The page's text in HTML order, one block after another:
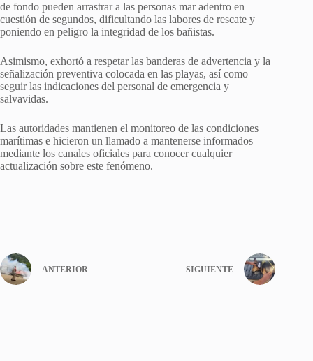
de fondo pueden arrastrar a las personas mar adentro en
cuestión de segundos, dificultando las labores de rescate y
poniendo en peligro la integridad de los bañistas.
Asimismo, exhortó a respetar las banderas de advertencia y la
señalización preventiva colocada en las playas, así como
seguir las indicaciones del personal de emergencia y
salvavidas.
Las autoridades mantienen el monitoreo de las condiciones
marítimas e hicieron un llamado a mantenerse informados
mediante los canales oficiales para conocer cualquier
actualización sobre este fenómeno.
ANTERIOR SIGUIENTE